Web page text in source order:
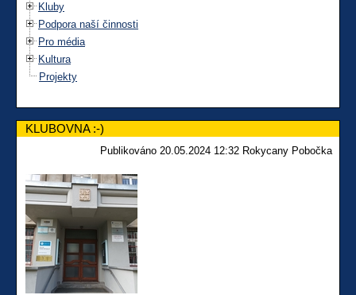
Kluby
Podpora naší činnosti
Pro média
Kultura
Projekty
KLUBOVNA :-)
Publikováno 20.05.2024 12:32 Rokycany Pobočka